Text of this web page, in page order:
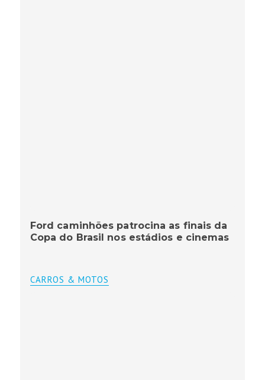
Ford caminhões patrocina as finais da
Copa do Brasil nos estádios e cinemas
CARROS & MOTOS